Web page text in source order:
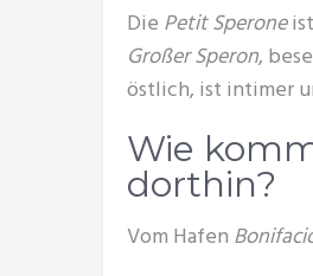
Die Petit Sperone
Großer Speron,
östlich, ist intimer
Wie
dorthin?
Vom Hafen